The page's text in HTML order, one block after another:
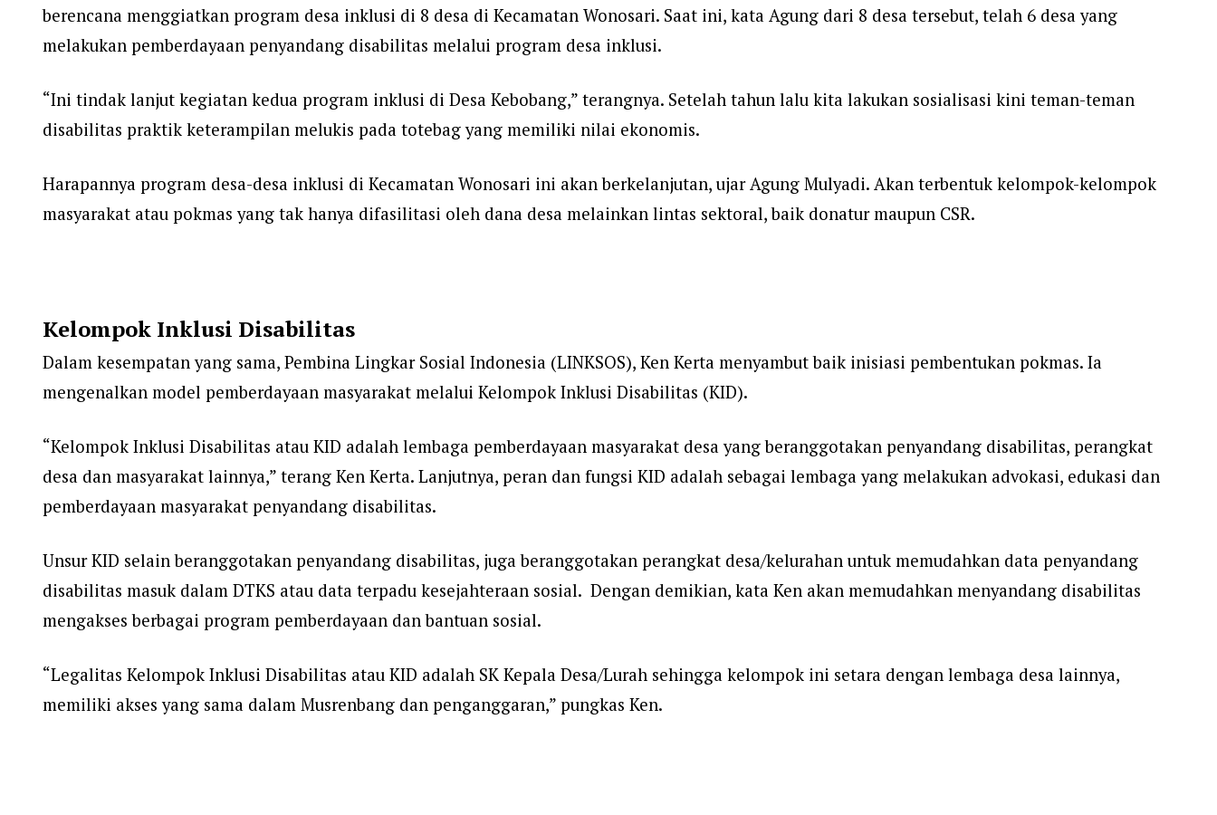
berencana menggiatkan program desa inklusi di 8 desa di Kecamatan Wonosari. Saat ini, kata Agung dari 8 desa tersebut, telah 6 desa yang
melakukan pemberdayaan penyandang disabilitas melalui program desa inklusi.
“Ini tindak lanjut kegiatan kedua program inklusi di Desa Kebobang,” terangnya. Setelah tahun lalu kita lakukan sosialisasi kini teman-teman
disabilitas praktik keterampilan melukis pada totebag yang memiliki nilai ekonomis.
Harapannya program desa-desa inklusi di Kecamatan Wonosari ini akan berkelanjutan, ujar Agung Mulyadi. Akan terbentuk kelompok-kelompok
masyarakat atau pokmas yang tak hanya difasilitasi oleh dana desa melainkan lintas sektoral, baik donatur maupun CSR.
Kelompok Inklusi Disabilitas
Dalam kesempatan yang sama, Pembina Lingkar Sosial Indonesia (LINKSOS), Ken Kerta menyambut baik inisiasi pembentukan pokmas. Ia
mengenalkan model pemberdayaan masyarakat melalui Kelompok Inklusi Disabilitas (KID).
“Kelompok Inklusi Disabilitas atau KID adalah lembaga pemberdayaan masyarakat desa yang beranggotakan penyandang disabilitas, perangkat
desa dan masyarakat lainnya,” terang Ken Kerta. Lanjutnya, peran dan fungsi KID adalah sebagai lembaga yang melakukan advokasi, edukasi dan
pemberdayaan masyarakat penyandang disabilitas.
Unsur KID selain beranggotakan penyandang disabilitas, juga beranggotakan perangkat desa/kelurahan untuk memudahkan data penyandang
disabilitas masuk dalam DTKS atau data terpadu kesejahteraan sosial. Dengan demikian, kata Ken akan memudahkan menyandang disabilitas
mengakses berbagai program pemberdayaan dan bantuan sosial.
“Legalitas Kelompok Inklusi Disabilitas atau KID adalah SK Kepala Desa/Lurah sehingga kelompok ini setara dengan lembaga desa lainnya,
memiliki akses yang sama dalam Musrenbang dan penganggaran,” pungkas Ken.